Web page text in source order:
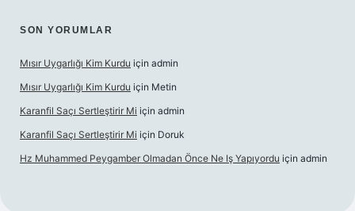
SON YORUMLAR
Mısır Uygarlığı Kim Kurdu için admin
Mısır Uygarlığı Kim Kurdu için Metin
Karanfil Saçı Sertleştirir Mi için admin
Karanfil Saçı Sertleştirir Mi için Doruk
Hz Muhammed Peygamber Olmadan Önce Ne Iş Yapıyordu için admin